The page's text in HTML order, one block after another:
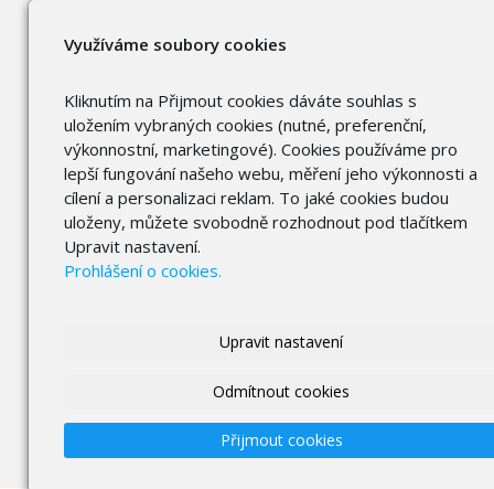
Využíváme soubory cookies
Kliknutím na Přijmout cookies dáváte souhlas s
uložením vybraných cookies (nutné, preferenční,
výkonnostní, marketingové). Cookies používáme pro
lepší fungování našeho webu, měření jeho výkonnosti a
cílení a personalizaci reklam. To jaké cookies budou
uloženy, můžete svobodně rozhodnout pod tlačítkem
Upravit nastavení.
Prohlášení o cookies.
Upravit nastavení
Odmítnout cookies
Přijmout cookies